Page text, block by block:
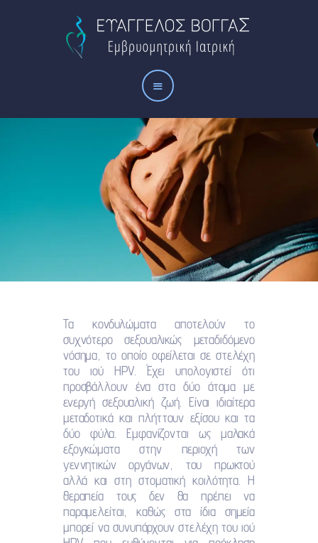
ΑΝΤΙΜΕΤΏΠΙΣΗ
ΚΟΝΔΥΛΩΜΆΤΩΝ
Αρχική
Το ιατρείο
Οι υπηρεσίες μας
Επικοινωνία
Τα κονδυλώματα αποτελούν το
συχνότερο σεξουαλικώς μεταδιδόμενο
νόσημα, το οποίο οφείλεται σε στελέχη
του ιού HPV. Έχει υπολογιστεί ότι
προσβάλλουν ένα στα δύο άτομα με
ενεργή σεξουαλική ζωή. Είναι ιδιαίτερα
μεταδοτικά και πλήττουν εξίσου και τα
δύο φύλα. Εμφανίζονται ως μαλακά
εξογκώματα στην περιοχή των
γεννητικών οργάνων, του πρωκτού
αλλά και στη στοματική κοιλότητα. Η
θεραπεία τους δεν θα πρέπει να
παραμελείται, καθώς στα ίδια σημεία
μπορεί να συνυπάρχουν στελέχη του ιού